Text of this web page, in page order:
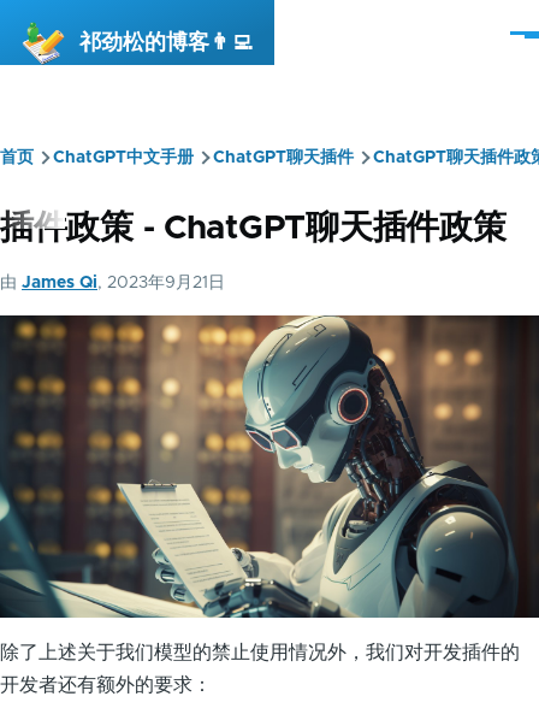
祁劲松的博客👨‍💻
菜
面
包
屑
首页 ChatGPT中文手册 ChatGPT聊天插件 ChatGPT聊天插件政
插件政策 - ChatGPT聊天插件政策
由 James Qi, 2023年9月21日
除了上述关于我们模型的禁止使用情况外，我们对开发插件的
开发者还有额外的要求：